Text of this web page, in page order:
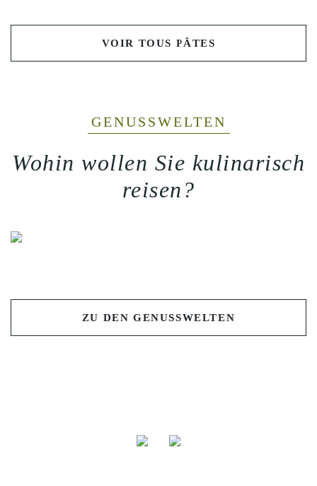
VOIR TOUS PÂTES
GENUSSWELTEN
Wohin wollen Sie kulinarisch
reisen?
ZU DEN GENUSSWELTEN